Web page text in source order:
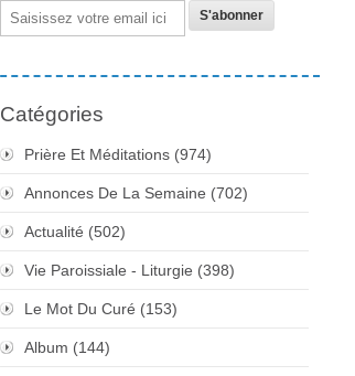
Email
Catégories
Prière Et Méditations (974)
Annonces De La Semaine (702)
Actualité (502)
Vie Paroissiale - Liturgie (398)
Le Mot Du Curé (153)
Album (144)